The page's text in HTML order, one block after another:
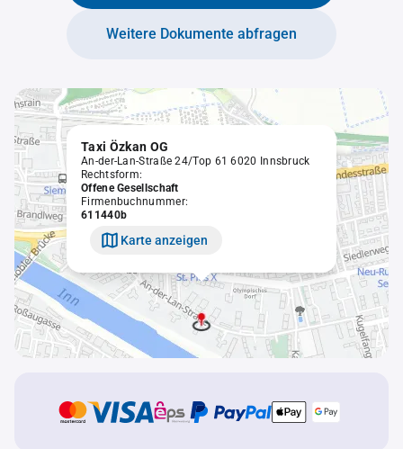
Weitere Dokumente abfragen
Taxi Özkan OG
An-der-Lan-Straße 24/Top 61 6020 Innsbruck
Rechtsform:
Offene Gesellschaft
Firmenbuchnummer:
611440b
Karte anzeigen